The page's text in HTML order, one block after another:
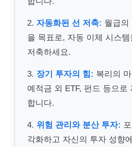
2. 자동화된 선 저축: 월급의
을 목표로, 자동 이체 시스템
저축하세요.
3. 장기 투자의 힘: 복리의
예적금 외 ETF, 펀드 등으로
합니다.
4. 위험 관리와 분산 투자:
각화하고 자신의 투자 성향